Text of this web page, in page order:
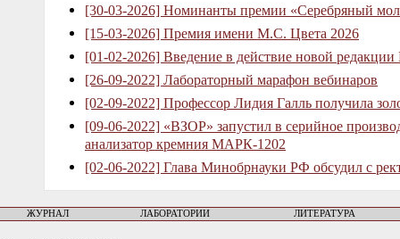
[30-03-2026] Номинанты премии «Серебряный
[15-03-2026] Премия имени М.С. Цвета 2026
[01-02-2026] Введение в действие новой
[26-09-2022] Лабораторный марафон вебинаров
[02-09-2022] Профессор Лидия Галль получила
[09-06-2022] «ВЗОР» запустил в серийное
анализатор кремния МАРК-1202
[02-06-2022] Глава Минобрнауки РФ обсудил с
ЖУРНАЛ ЛАБОРАТОРИИ ЛИТЕРАТУРА